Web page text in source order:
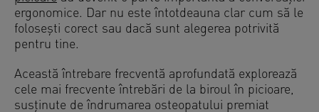
ergonomice. Dar nu este întotdeauna clar cum să le
folosești corect sau dacă sunt alegerea potrivită
pentru tine.
Această întrebare frecventă aprofundată explorează
cele mai frecvente întrebări de la biroul în picioare,
susținute de îndrumarea osteopatului premiat